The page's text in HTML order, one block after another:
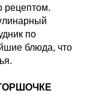
рецептом.
по
блюда, что